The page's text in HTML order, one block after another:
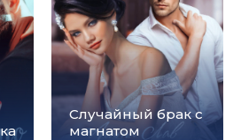
Случайный брак с
магнатом